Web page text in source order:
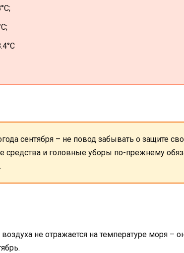
сентября – не повод забывать о защите
средства и головные уборы по-прежнему
не отражается на температуре моря –